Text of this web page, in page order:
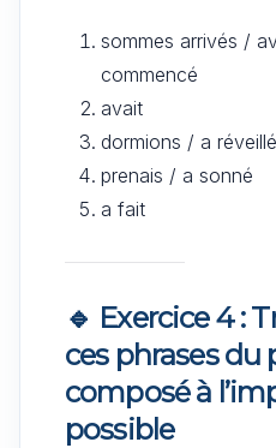
sommes arrivés /
commencé
avait
dormions / a réveillé
prenais / a sonné
a fait
🔹 Exercice 4 :
ces phrases du
composé à
possible